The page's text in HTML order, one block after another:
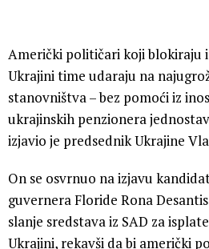
Američki političari koji blokiraju
Ukrajini time udaraju na
stanovništva – bez pomoći iz
ukrajinskih penzionera
izjavio je predsednik Ukrajine
On se osvrnuo na izjavu
guvernera Floride Rona
slanje sredstava iz SAD za
Ukrajini, rekavši da bi američki